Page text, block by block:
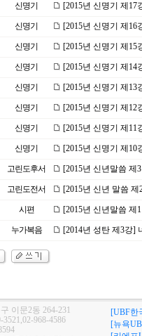
신명기 [2015년 신명기 제17
신명기 [2015년 신명기 제
신명기 [2015년 신명기 제15
신명기 [2015년 신명기 제
신명기 [2015년 신명기 제13
신명기 [2015년 신명기 제
신명기 [2015년 신명기 제
신명기 [2015년 신명기 제
고린도후서 [2015년 신년말씀 제
고린도전서 [2015년 신년 말씀
시편 [2015년 신년말씀 제
누가복음 [2014년 성탄 제3강]
이문2동 264-231
3521,02-968-4586
[UBF한
[뉴욕